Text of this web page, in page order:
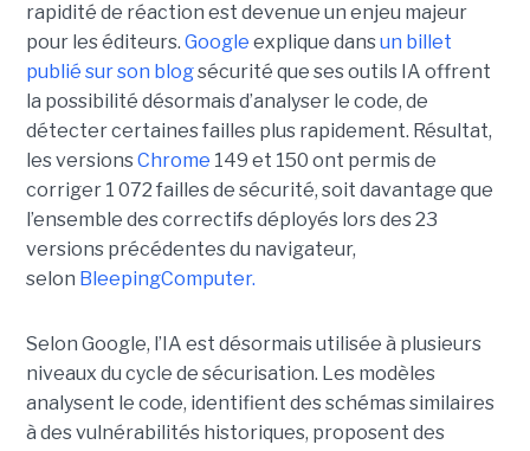
rapidité de réaction est devenue un enjeu majeur
pour les éditeurs. Google explique dansun billet
publié sur son blogsécurité que ses outils IA offrent
la possibilité désormais d’analyser le code, de
détecter certaines failles plus rapidement. Résultat,
les versionsChrome 149 et 150 ont permis de
corriger 1 072 failles de sécurité, soit davantage que
l’ensemble des correctifs déployés lors des 23
versions précédentes du navigateur,
selon BleepingComputer.
Selon Google, l’IA est désormais utilisée à plusieurs
niveaux du cycle de sécurisation. Les modèles
analysent le code, identifient des schémas similaires
à des vulnérabilités historiques, proposent des